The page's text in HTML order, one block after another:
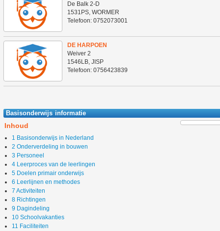
De Balk 2-D
1531PS, WORMER
Telefoon: 0752073001
meer info >>
DE HARPOEN
Weiver 2
1546LB, JISP
Telefoon: 0756423839
Basisonderwijs informatie
Inhoud
1 Basisonderwijs in Nederland
2 Onderverdeling in bouwen
3 Personeel
4 Leerproces van de leerlingen
5 Doelen primair onderwijs
6 Leerlijnen en methodes
7 Activiteiten
8 Richtingen
9 Dagindeling
10 Schoolvakanties
11 Faciliteiten